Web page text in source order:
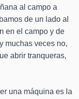
al campo a
de un lado al
en el campo y de
muchas veces no,
abrir tranqueras,
una máquina es la